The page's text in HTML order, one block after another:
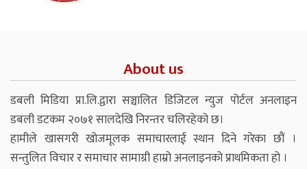
About us
डबली मिडिया प्रा.लि.द्वारा सञ्चालित डिजिटल न्युज पोर्टल अनलाइन
डबली डटकम २०७१ सालदेखि निरन्तर चलिरहेको छ।
हामीले खासगरी खोजमूलक समाचारलाई स्थान दिने गरेका छौं ।
सन्तुलित विचार र समाचार सामाग्री हाम्रो अनलाइनको प्राथमिकता हो ।